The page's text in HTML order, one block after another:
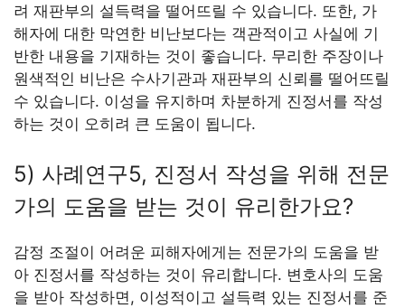
려 재판부의 설득력을 떨어뜨릴 수 있습니다. 또한, 가
해자에 대한 막연한 비난보다는 객관적이고 사실에 기
반한 내용을 기재하는 것이 좋습니다. 무리한 주장이나
원색적인 비난은 수사기관과 재판부의 신뢰를 떨어뜨릴
수 있습니다. 이성을 유지하며 차분하게 진정서를 작성
하는 것이 오히려 큰 도움이 됩니다.
5) 사례연구5, 진정서 작성을 위해 전문
가의 도움을 받는 것이 유리한가요?
감정 조절이 어려운 피해자에게는 전문가의 도움을 받
아 진정서를 작성하는 것이 유리합니다. 변호사의 도움
을 받아 작성하면, 이성적이고 설득력 있는 진정서를 준